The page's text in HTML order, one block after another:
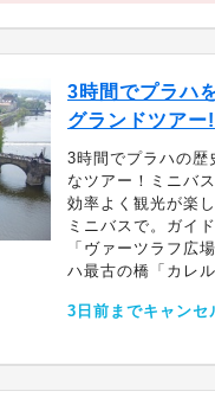
3時間でプラハ
グランドツアー!
3時間でプラハの歴
なツアー！ミニバ
効率よく観光が楽
ミニバスで。ガイ
「ヴァーツラフ広
ハ最古の橋「カレ
3日前までキャンセ